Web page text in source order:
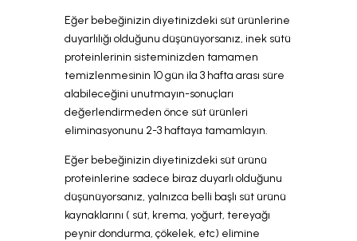
Eğer bebeğinizin diyetinizdeki süt ürünlerine
duyarlılığı olduğunu düşünüyorsanız, inek sütü
proteinlerinin sisteminizden tamamen
temizlenmesinin 10 gün ila 3 hafta arası süre
alabileceğini unutmayın-sonuçları
değerlendirmeden önce süt ürünleri
eliminasyonunu 2-3 haftaya tamamlayın.
Eğer bebeğinizin diyetinizdeki süt ürünü
proteinlerine sadece biraz duyarlı olduğunu
düşünüyorsanız, yalnızca belli başlı süt ürünü
kaynaklarını ( süt, krema, yoğurt, tereyağı
peynir dondurma, çökelek, etc) elimine